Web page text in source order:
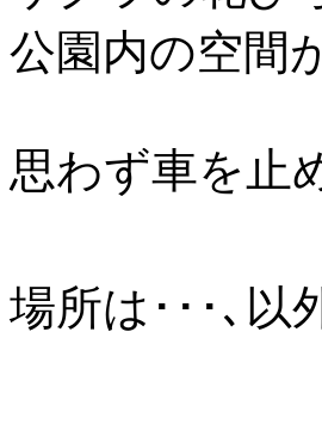
公園内の空間
思わず車を止
場所は･･･､以